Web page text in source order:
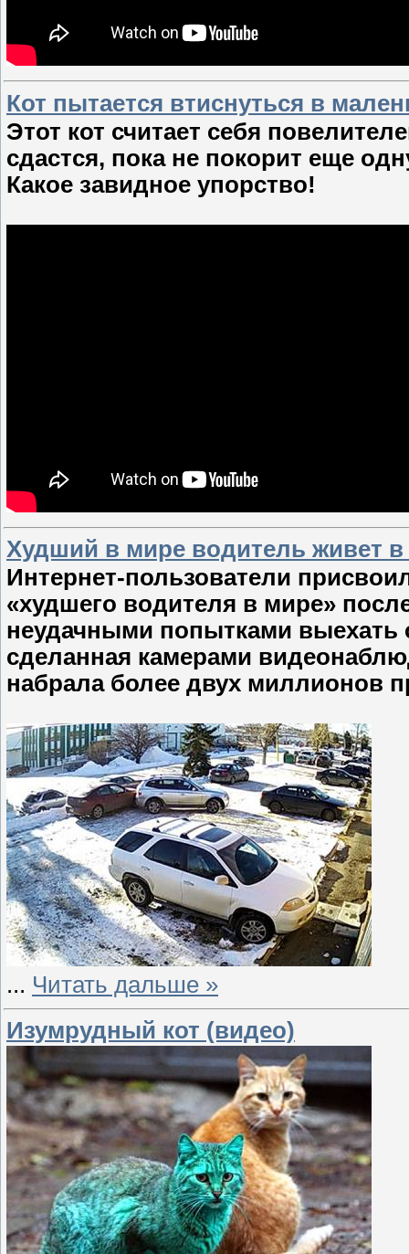
Кот пытается втиснуться в
Этот кот считает себя
сдастся, пока не покорит еще
Какое завидное упорство!
Худший в мире водитель живет в
Интернет-пользователи
«худшего водителя в мире»
неудачными попытками выехать
сделанная камерами
набрала более двух миллионов
... Читать дальше »
Изумрудный кот (видео)